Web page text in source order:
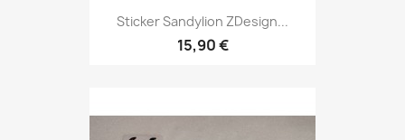
Sticker Sandylion ZDesign...
15,90 €